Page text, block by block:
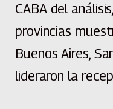
CABA del
provincias
Buenos Aires,
lideraron la